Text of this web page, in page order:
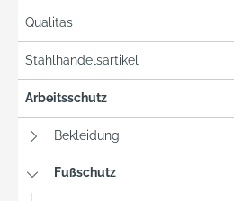
Qualitas
Stahlhandelsartikel
Arbeitsschutz
Bekleidung
Fußschutz